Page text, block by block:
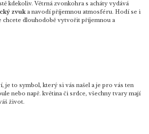
kdekoliv. Větrná zvonkohra s acháty vydává
zvuka navodí příjemnou atmosféru. Hodí se i
chcete dlouhodobě vytvořit příjemnou a
je to symbol, který si vás našel a je pro vás ten
nebo např. květina či srdce, všechny tvary mají
život.